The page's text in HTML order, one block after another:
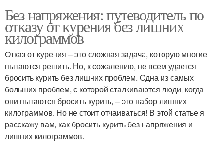
Без напряжения: путеводитель по
отказу от курения без лишних
килограммов
Отказ от курения – это сложная задача, которую многие
пытаются решить. Но, к сожалению, не всем удается
бросить курить без лишних проблем. Одна из самых
больших проблем, с которой сталкиваются люди, когда
они пытаются бросить курить, – это набор лишних
килограммов. Но не стоит отчаиваться! В этой статье я
расскажу вам, как бросить курить без напряжения и
лишних килограммов.